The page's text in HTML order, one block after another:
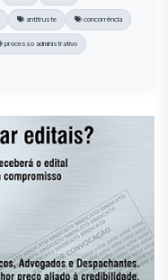
antitruste concorrência
processo administrativo